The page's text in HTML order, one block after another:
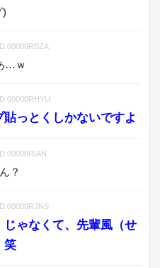
)
00000RBZA
…ｗ
00000RHYU
っとくしかないですよ
00000RIAN
？
00000RJNS
ゃなくて、先輩風（せ
笑